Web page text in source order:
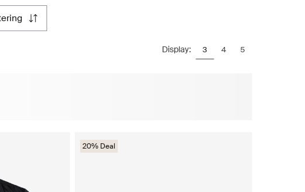
fysisk aktivitet og komfort under alle typer bevegelser.
Umbros langvarige forhold til sport. Med rask leveranse
med essensielt treningstøy.
Display: 3 4 5
20% Deal